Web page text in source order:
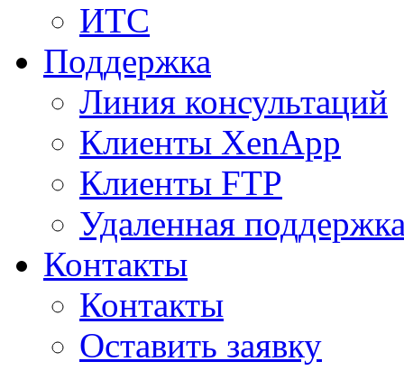
ИТС
Поддержка
Линия консультаций
Клиенты XenApp
Клиенты FTP
Удаленная
Контакты
Контакты
Оставить заявку